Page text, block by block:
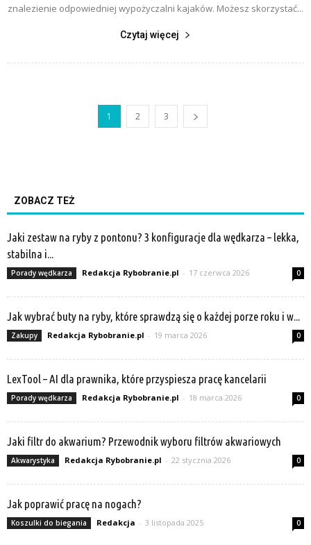
znalezienie odpowiedniej wypożyczalni kajaków. Możesz skorzystać...
Czytaj więcej
1 2 3
ZOBACZ TEŻ
Jaki zestaw na ryby z pontonu? 3 konfiguracje dla wędkarza – lekka,
stabilna i...
Porady wędkarza Redakcja Rybobranie.pl - 17 czerwca 2026 0
Jak wybrać buty na ryby, które sprawdzą się o każdej porze roku i w...
Zakupy Redakcja Rybobranie.pl - 19 marca 2026 0
LexTool – AI dla prawnika, które przyspiesza pracę kancelarii
Porady wędkarza Redakcja Rybobranie.pl - 18 marca 2026 0
Jaki filtr do akwarium? Przewodnik wyboru filtrów akwariowych
Akwarystyka Redakcja Rybobranie.pl - 22 stycznia 2026 0
Jak poprawić pracę na nogach?
Koszulki do biegania Redakcja - 3 listopada 2025 0